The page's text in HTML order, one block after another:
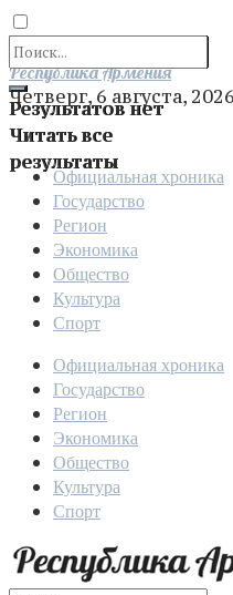
Результатов нет
Читать все
результаты
Отправить
Республика Армения
Четверг, 6 августа, 2026
Официальная хроника
Государство
Регион
Экономика
Общество
Культура
Спорт
Официальная хроника
Государство
Регион
Экономика
Общество
Культура
Спорт